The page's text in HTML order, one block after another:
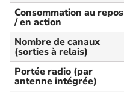
Consommation au repos
/ en action
Nombre de canaux
(sorties à relais)
Portée radio (par
antenne intégrée)